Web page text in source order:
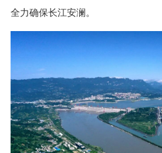
全力确保长江安澜。